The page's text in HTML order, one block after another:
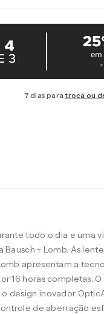
7 dias paratroca ou
todo o dia e uma
+ Lomb. As
apresentam a
16 horas completas.
design inovador
de aberração